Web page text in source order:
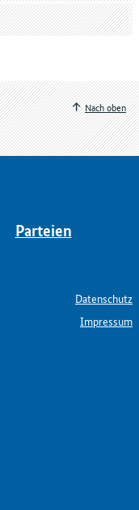
Nach oben
Parteien
Datenschutz
Impressum